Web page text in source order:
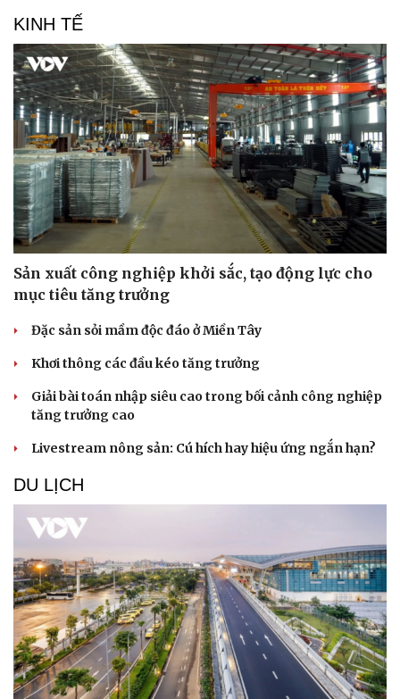
Văn hóa
Sân khấu - Điện ảnh
Văn học
Âm nhạc
Di sản
Giải trí
Nghệ sĩ
Thời trang
Sao Việt
KINH TẾ
Sản xuất công nghiệp khởi sắc, tạo động lực cho
mục tiêu tăng trưởng
Đặc sản sỏi mầm độc đáo ở Miền Tây
Khơi thông các đầu kéo tăng trưởng
Giải bài toán nhập siêu cao trong bối cảnh công nghiệp
tăng trưởng cao
Livestream nông sản: Cú hích hay hiệu ứng ngắn hạn?
DU LỊCH